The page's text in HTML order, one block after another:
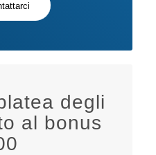
degli
al bonus